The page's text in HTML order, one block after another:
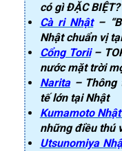
có gì ĐẶC BIỆT?
Cà ri Nhật–
Nhật chuẩn vị
Cổng Torii–
nước mặt trời
Narita– Thông
tế lớn tại Nhật
Kumamoto
những điều thú
Utsunomiya